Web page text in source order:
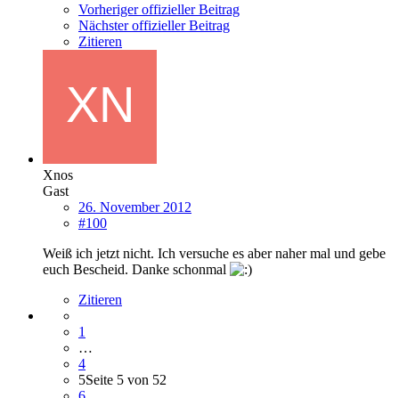
Vorheriger offizieller Beitrag
Nächster offizieller Beitrag
Zitieren
Xnos
Gast
26. November 2012
#100
Weiß ich jetzt nicht. Ich versuche es aber naher mal und gebe
euch Bescheid. Danke schonmal
Zitieren
1
…
4
5Seite 5 von 52